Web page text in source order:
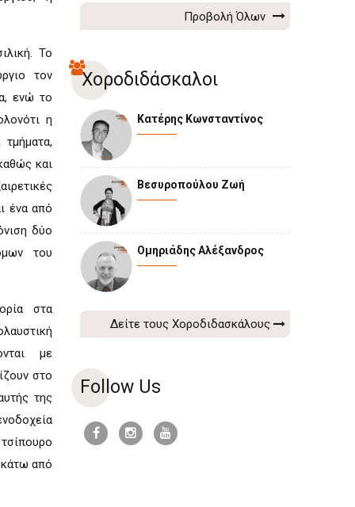
Το
τον
ενώ το
η
και
ένα από
δύο
του
στα
με
στο
της
κάτω από
Προβολή Όλων
Χοροδιδάσκαλοι
Κατέρης Κωνσταντίνος
Βεσυροπούλου Ζωή
Ομηριάδης Αλέξανδρος
Δείτε τους Χοροδιδασκάλους
Follow Us